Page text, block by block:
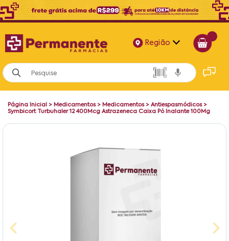
Região
Alagoas
Bahia
Paraíba
Página Inicial > Medicamentos> Medicamentos> Antiespasmódicos>
Symbicort Turbuhaler 12 400Mcg Astrazeneca Caixa Pó Inalante 100Mg